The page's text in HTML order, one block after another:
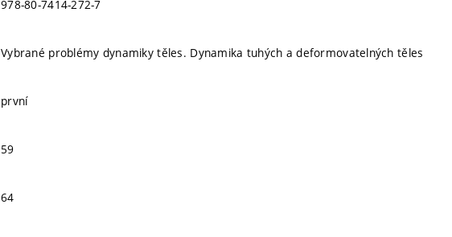
978-80-7414-272-7
Vybrané problémy dynamiky těles. Dynamika tuhých a deformovatelných těles
první
59
64